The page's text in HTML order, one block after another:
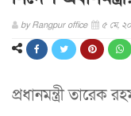
byRangpur office ৫ মে,
প্রধানমন্ত্রী তারেক